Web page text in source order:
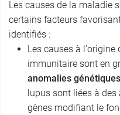
Les causes de la maladie
certains facteurs
identifiés :
Les causes à l'origine
immunitaire sont en
anomalies génétiques
lupus sont liées à
gènes modifiant le